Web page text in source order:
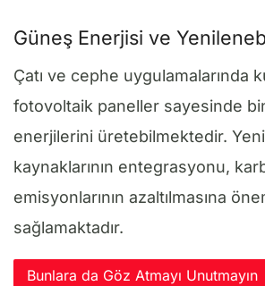
Güneş Enerjisi ve
Çatı ve cephe uygulamalarında
fotovoltaik paneller sayesinde
enerjilerini üretebilmektedir.
kaynaklarının entegrasyonu,
emisyonlarının azaltılmasına
sağlamaktadır.
Bunlara da Göz Atmayı Unutmayın